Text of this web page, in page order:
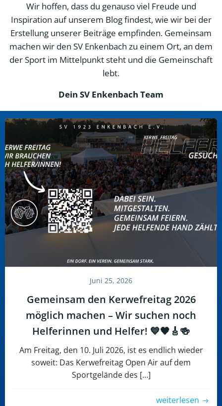
Wir hoffen, dass du genauso viel Freude und
Inspiration auf unserem Blog findest, wie wir bei der
Erstellung unserer Beiträge empfinden. Gemeinsam
machen wir den SV Enkenbach zu einem Ort, an dem
der Sport im Mittelpunkt steht und die Gemeinschaft
lebt.
Dein SV Enkenbach Team
Juni 25, 2026
Gemeinsam den Kerwefreitag 2026
möglich machen – Wir suchen noch
Helferinnen und Helfer! 💙🖤🎸🍻
Am Freitag, den 10. Juli 2026, ist es endlich wieder
soweit: Das Kerwefreitag Open Air auf dem
Sportgelände des […]
weiterlesen